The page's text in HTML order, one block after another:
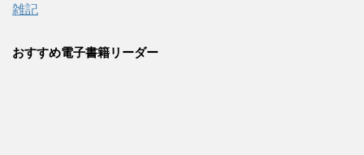
雑記
おすすめ電子書籍リーダー